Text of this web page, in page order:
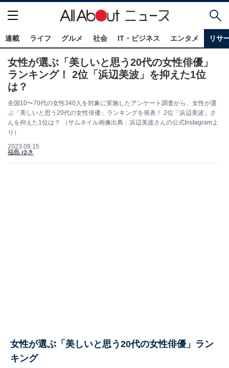
連載 ライフ グルメ 社会 IT・ビジネス エンタメ リサ
女性が選ぶ「美しいと思う20代の女性俳優」
ランキング！ 2位「浜辺美波」を抑えた1位
は？
全国10〜70代の女性340人を対象に実施したアンケート調査から、女性が選
ぶ「美しいと思う20代の女性俳優」ランキングを発表！ 2位「浜辺美波」さ
んを抑えた1位は？ （サムネイル画像出典：浜辺美波さんの公式Instagramよ
り）
2023.09.15
福島 ゆき
女性が選ぶ「美しいと思う20代の女性俳優」ラン
キング